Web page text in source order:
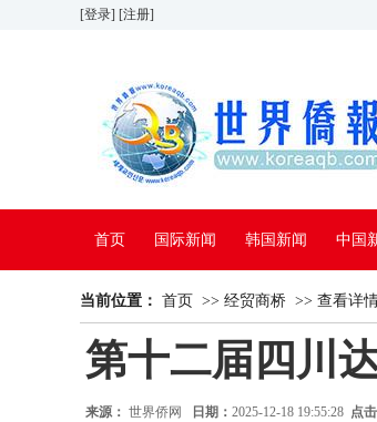
[登录] [注册]
首页 国际新闻 韩国新闻 中国
看中国 特别报道
当前位置： 首页 >> 经贸商桥 >> 查看详
第十二届四川
来源： 世界侨网 日期： 2025-12-18 19:55:28 点击